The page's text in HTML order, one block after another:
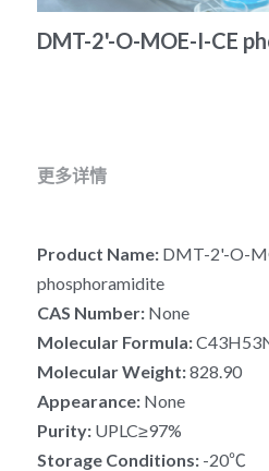
PCR相关
基因操作
全基因组CRIPSR文
CRISPRclean Single
RNA Depletion Panel
RNA Depletion Panel
RNA Depletion
CRISPRclean
行业报告
English
DMT-2'-O-MOE-I-CE
更多详情
Product Name: DMT-2'-O-
phosphoramidite
CAS Number: None
Molecular Formula:
Molecular Weight: 828.90
Appearance: None
Purity: UPLC≥97%
Storage Conditions: -20℃
冻干微球
实验耗材
DNA分子量标准
生化试剂
核酸纯化
PCR相关